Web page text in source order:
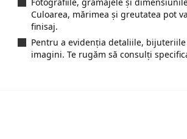
Culoarea, mărimea și greutatea pot
finisaj.
Pentru a evidenția detaliile,
imagini. Te rugăm să consulți